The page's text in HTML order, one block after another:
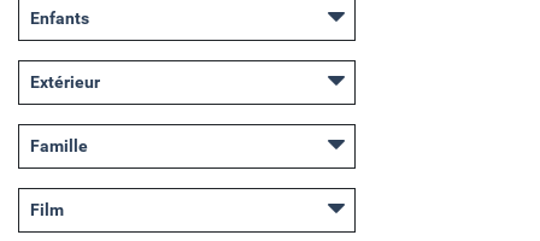
Enfants
Extérieur
Famille
Film